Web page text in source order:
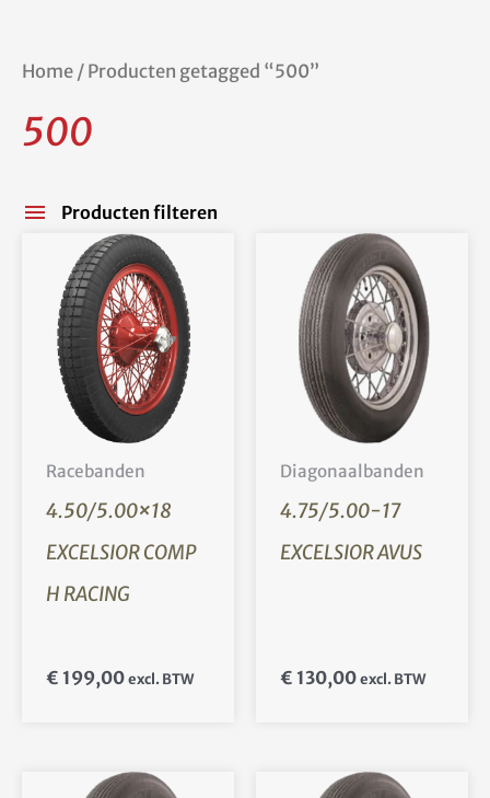
Home/ Producten getagged “500”
500
Producten filteren
Racebanden
4.50/5.00×18
EXCELSIOR COMP
H RACING
€ 199,00 excl. BTW
Diagonaalbanden
4.75/5.00-17
EXCELSIOR AVUS
€ 130,00 excl. BTW